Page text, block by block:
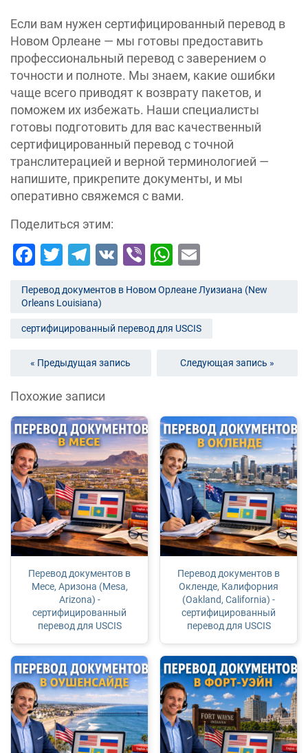
Если вам нужен сертифицированный перевод в
Новом Орлеане — мы готовы предоставить
профессиональный перевод с заверением о
точности и полноте. Мы знаем, какие ошибки
чаще всего приводят к возврату пакетов, и
поможем их избежать. Наши специалисты
готовы подготовить для вас качественный
сертифицированный перевод с точной
транслитерацией и верной терминологией —
напишите, прикрепите документы, и мы
оперативно свяжемся с вами.
Поделиться этим:
Facebook
Twitter
Telegram
VK ViberWhatsApp
Перевод документов в Новом Орлеане Луизиана (New
Orleans Louisiana)
сертифицированный перевод для USCIS
« Предыдущая запись Следующая запись »
Похожие записи
Перевод документов в
Месе, Аризона (Mesa,
Arizona) -
сертифицированный
перевод для USCIS
Перевод документов в
Окленде, Калифорния
(Oakland, California) -
сертифицированный
перевод для USCIS